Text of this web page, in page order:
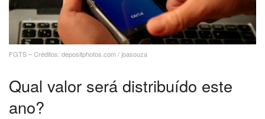
FGTS – Créditos: depositphotos.com / joasouza
Qual valor será distribuído este
ano?